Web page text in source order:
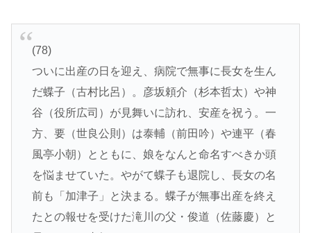
(78)
ついに出産の日を迎え、病院で無事に長女を生ん
だ蝶子（古村比呂）。彦坂頼介（杉本哲太）や神
谷（役所広司）が見舞いに訪れ、安産を祝う。一
方、要（世良公則）は泰輔（前田吟）や連平（春
風亭小朝）とともに、娘をなんと命名すべきか頭
を悩ませていた。やがて蝶子も退院し、長女の名
前も「加津子」と決まる。蝶子が無事出産を終え
たとの報せを受けた滝川の父・俊道（佐藤慶）と